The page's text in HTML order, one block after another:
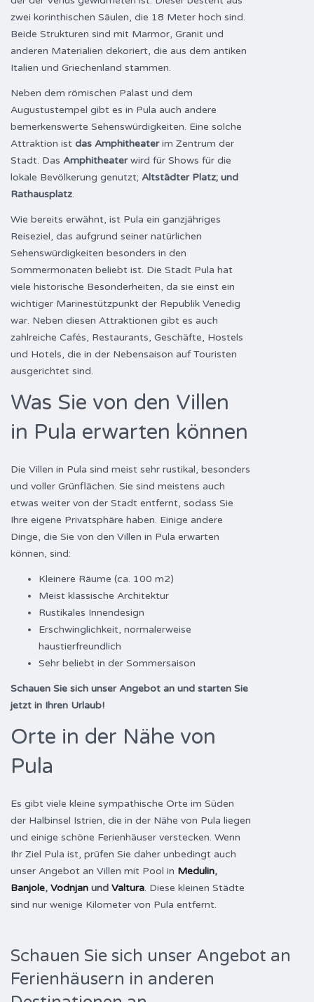
zwei korinthischen Säulen, die 18 Meter hoch sind.
Beide Strukturen sind mit Marmor, Granit und
anderen Materialien dekoriert, die aus dem antiken
Italien und Griechenland stammen.
Neben dem römischen Palast und dem
Augustustempel gibt es in Pula auch andere
bemerkenswerte Sehenswürdigkeiten. Eine solche
Attraktion ist das Amphitheaterim Zentrum der
Stadt. Das Amphitheaterwird für Shows für die
lokale Bevölkerung genutzt; Altstädter Platz; und
Rathausplatz.
Wie bereits erwähnt, ist Pula ein ganzjähriges
Reiseziel, das aufgrund seiner natürlichen
Sehenswürdigkeiten besonders in den
Sommermonaten beliebt ist. Die Stadt Pula hat
viele historische Besonderheiten, da sie einst ein
wichtiger Marinestützpunkt der Republik Venedig
war. Neben diesen Attraktionen gibt es auch
zahlreiche Cafés, Restaurants, Geschäfte, Hostels
und Hotels, die in der Nebensaison auf Touristen
ausgerichtet sind.
Was Sie von den Villen
in Pula erwarten können
Die Villen in Pula sind meist sehr rustikal, besonders
und voller Grünflächen. Sie sind meistens auch
etwas weiter von der Stadt entfernt, sodass Sie
Ihre eigene Privatsphäre haben. Einige andere
Dinge, die Sie von den Villen in Pula erwarten
können, sind:
Kleinere Räume (ca. 100 m2)
Meist klassische Architektur
Rustikales Innendesign
Erschwinglichkeit, normalerweise
haustierfreundlich
Sehr beliebt in der Sommersaison
Schauen Sie sich unser Angebot an und starten Sie
jetzt in Ihren Urlaub!
Orte in der Nähe von
Pula
Es gibt viele kleine sympathische Orte im Süden
der Halbinsel Istrien, die in der Nähe von Pula liegen
und einige schöne Ferienhäuser verstecken. Wenn
Ihr Ziel Pula ist, prüfen Sie daher unbedingt auch
unser Angebot an Villen mit Pool in Medulin,
Banjole, Vodnjan und Valtura. Diese kleinen Städte
sind nur wenige Kilometer von Pula entfernt.
Schauen Sie sich unser Angebot an
Ferienhäusern in anderen